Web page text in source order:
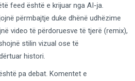
feed është e krijuar nga AI-ja.
përmbajtje duke dhënë udhëzime
video të përdoruesve të tjerë (remix),
stilin vizual ose të
histori.
pa debat. Komentet e